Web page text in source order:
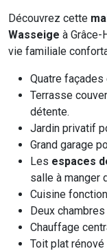
Découvrez cette
Wasseige à Grâce-
vie familiale
Quatre
Terrasse
détente.
Jardin privatif
Grand garage
Les espaces
salle à manger
Cuisine
Deux
Chauffage
Toit plat rénové